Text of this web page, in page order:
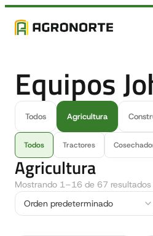
Equipos
Todos Agricultura
Todos Tractores
Agricultura
Mostrando 1–16 de 67 resultados
Orden predeterminado